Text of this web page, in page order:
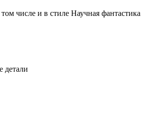
числе и в стиле Научная фантастика
детали